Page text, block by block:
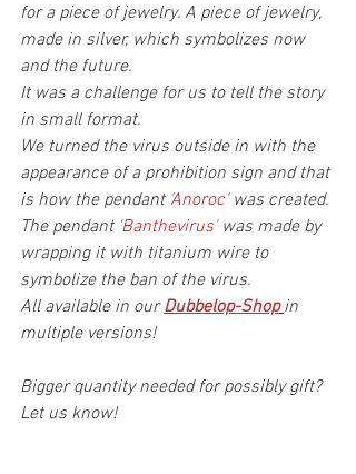
for a piece of jewelry. A piece of jewelry,
made in silver, which symbolizes now
and the future.
It was a challenge for us to tell the story
in small format.
We turned the virus outside in with the
appearance of a prohibition sign and that
is how the pendant 'Anoroc' was created.
The pendant 'Banthevirus' was made by
wrapping it with titanium wire to
symbolize the ban of the virus.
All available in our Dubbelop-Shop in
multiple versions!
Bigger quantity needed for possibly gift?
Let us know!